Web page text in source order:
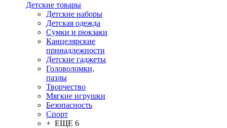
Детские товары
Детские наборы
Детская одежда
Сумки и рюкзаки
Канцелярские
принадлежности
Детские гаджеты
Головоломки,
пазлы
Творчество
Мягкие игрушки
Безопасность
Спорт
+ ЕЩЕ 6